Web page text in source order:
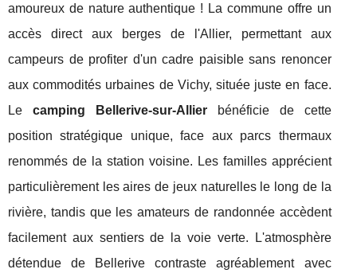
amoureux de nature authentique ! La commune offre un
accès direct aux berges de l'Allier, permettant aux
campeurs de profiter d'un cadre paisible sans renoncer
aux commodités urbaines de Vichy, située juste en face.
Le camping Bellerive-sur-Allierbénéficie de cette
position stratégique unique, face aux parcs thermaux
renommés de la station voisine. Les familles apprécient
particulièrement les aires de jeux naturelles le long de la
rivière, tandis que les amateurs de randonnée accèdent
facilement aux sentiers de la voie verte. L'atmosphère
détendue de Bellerive contraste agréablement avec